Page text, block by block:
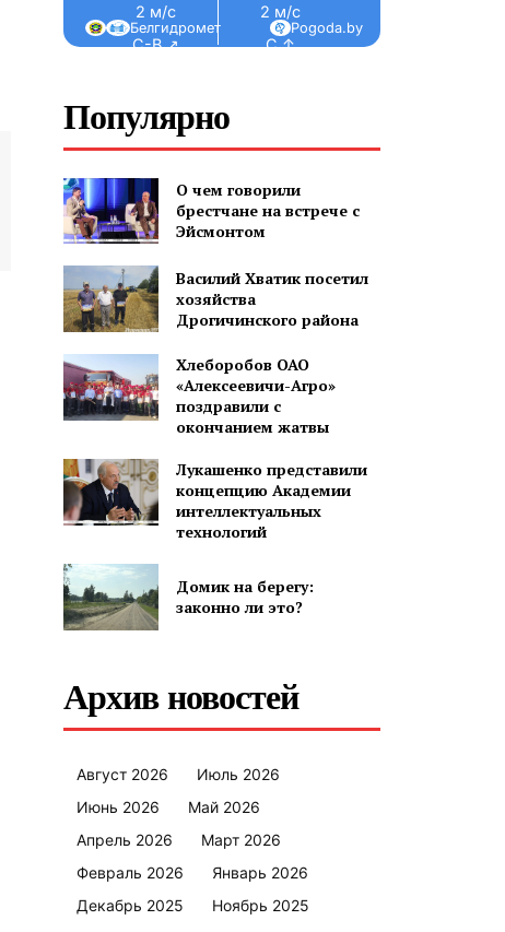
2 м/с
С-В ↗
2 м/с
С ↑
З ←
Pogoda.by
Белгидромет
Популярно
О чем говорили
брестчане на встрече с
Эйсмонтом
Василий Хватик посетил
хозяйства
Дрогичинского района
Хлеборобов ОАО
«Алексеевичи-Агро»
поздравили с
окончанием жатвы
Лукашенко представили
концепцию Академии
интеллектуальных
технологий
Домик на берегу:
законно ли это?
Архив новостей
Август 2026
Июль 2026
Июнь 2026
Май 2026
Апрель 2026
Март 2026
Февраль 2026
Январь 2026
Декабрь 2025
Ноябрь 2025